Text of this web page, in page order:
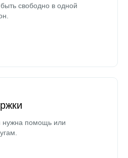
свободно в одной
нужна помощь или